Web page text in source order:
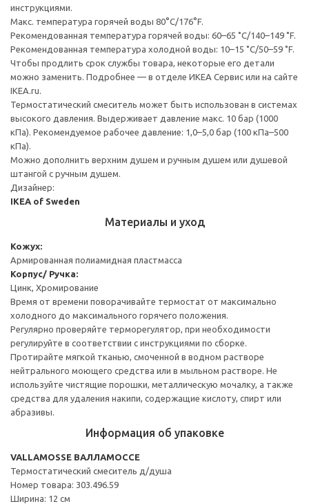
инструкциями.
Макс. температура горячей воды 80°C/176°F.
Рекомендованная температура горячей воды: 60–65 ˚C/140–149 ˚F.
Рекомендованная температура холодной воды: 10–15 ˚C/50–59 ˚F.
Чтобы продлить срок службы товара, некоторые его детали
можно заменить. Подробнее — в отделе ИКЕА Сервис или на сайте
IKEA.ru.
Термостатический смеситель может быть использован в системах
высокого давления. Выдерживает давление макс. 10 бар (1000
кПа). Рекомендуемое рабочее давление: 1,0–5,0 бар (100 кПа–500
кПа).
Можно дополнить верхним душем и ручным душем или душевой
штангой с ручным душем.
Дизайнер:
IKEA of Sweden
Материалы и уход
Кожух:
Армированная полиамидная пластмасса
Корпус/ Ручка:
Цинк, Хромирование
Время от времени поворачивайте термостат от максимально
холодного до максимального горячего положения.
Регулярно проверяйте терморегулятор, при необходимости
регулируйте в соответствии с инструкциями по сборке.
Протирайте мягкой тканью, смоченной в водном растворе
нейтрального моющего средства или в мыльном растворе. Не
используйте чистящие порошки, металлическую мочалку, а также
средства для удаления накипи, содержащие кислоту, спирт или
абразивы.
Информация об упаковке
VALLAMOSSE ВАЛЛАМОССЕ
Термостатический смеситель д/душа
Номер товара: 303.496.59
Ширина: 12 см